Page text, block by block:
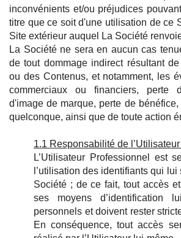
inconvénients et/ou préjudices
titre que ce soit d'une utilisation de ce
Site extérieur auquel La Société
La Société ne sera en aucun cas
de tout dommage indirect résultant
ou des Contenus, et notamment, les
commerciaux ou financiers, perte
d'image de marque, perte de bénéfice,
quelconque, ainsi que de toute action
1.1 Responsabilité de l’Utilisateur
L’Utilisateur Professionnel est
l’utilisation des identifiants qui
Société ; de ce fait, tout accès
ses moyens d’identification
personnels et doivent rester
En conséquence, tout accès